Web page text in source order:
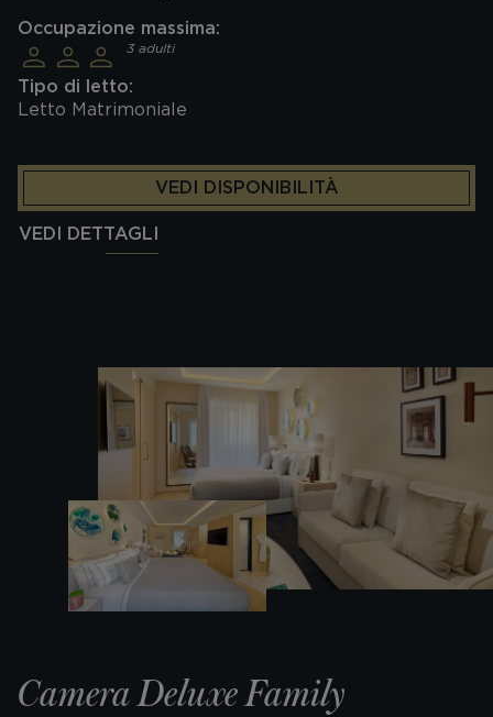
Occupazione massima:
3 adulti
Tipo di letto:
Letto Matrimoniale
VEDI DISPONIBILITÀ
VEDI DETTAGLI
Camera Deluxe Family